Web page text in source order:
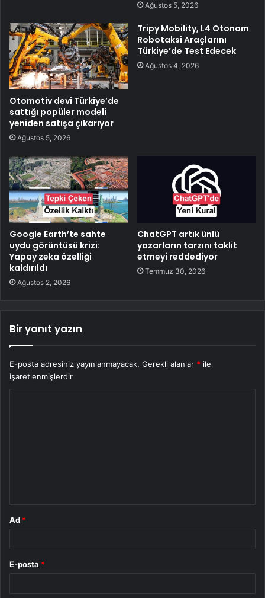
Ağustos 5, 2026
Otomotiv devi Türkiye’de
sattığı popüler modeli
yeniden satışa çıkarıyor
Ağustos 5, 2026
Tripy Mobility, L4 Otonom
Robotaksi Araçlarını
Türkiye’de Test Edecek
Ağustos 4, 2026
Google Earth’te sahte
uydu görüntüsü krizi:
Yapay zeka özelliği
kaldırıldı
Ağustos 2, 2026
ChatGPT artık ünlü
yazarların tarzını taklit
etmeyi reddediyor
Temmuz 30, 2026
Bir yanıt yazın
E-posta adresiniz yayınlanmayacak. Gerekli alanlar * ile
işaretlenmişlerdir
Ad *
E-posta *